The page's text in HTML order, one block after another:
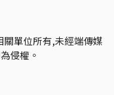
關單位所有,未經端傳媒
侵權。